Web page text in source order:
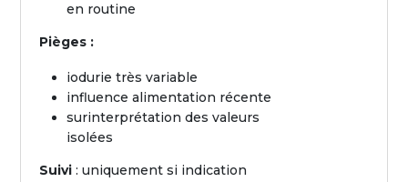
en routine
Pièges :
iodurie très variable
influence alimentation récente
surinterprétation des valeurs
isolées
Suivi : uniquement si indication